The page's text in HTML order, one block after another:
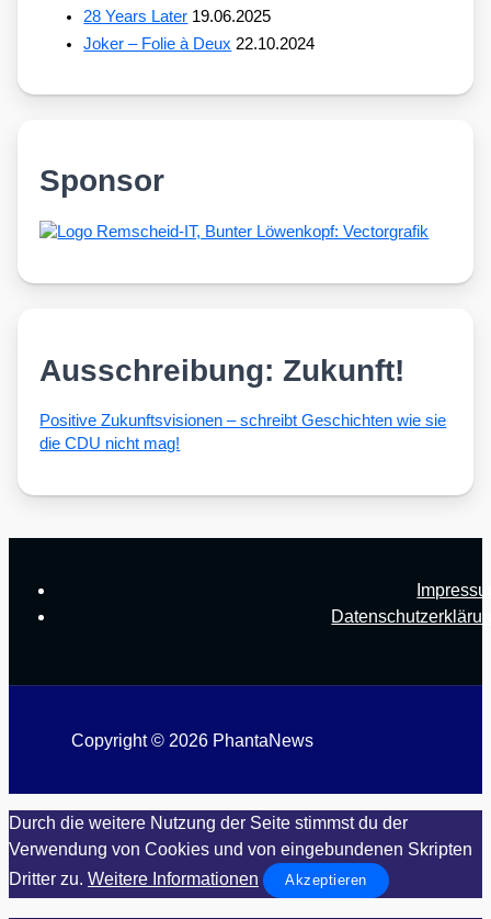
28 Years Later 19.06.2025
Joker – Folie à Deux 22.10.2024
Sponsor
Ausschreibung: Zukunft!
Posi­ti­ve Zukunfts­vi­sio­nen – schreibt Geschich­ten wie sie
die CDU nicht mag!
Copyright © 2026 PhantaNews
Durch die weitere Nutzung der Seite stimmst du der
Verwendung von Cookies und von eingebundenen Skripten
Dritter zu. Weitere Informationen Akzeptieren